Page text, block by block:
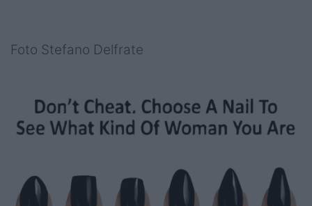
Foto Stefano Delfrate